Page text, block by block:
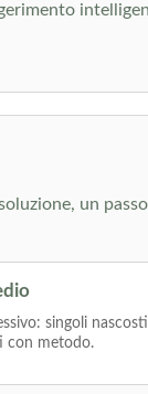
un
singoli
con metodo.